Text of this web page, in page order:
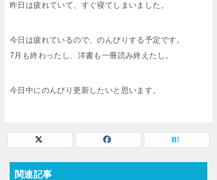
昨日は疲れていて、すぐ寝てしまいました。
今日は疲れているので、のんびりする予定です。
7月も終わったし、洋書も一冊読み終えたし。
今日中にのんびり更新したいと思います。
関連記事